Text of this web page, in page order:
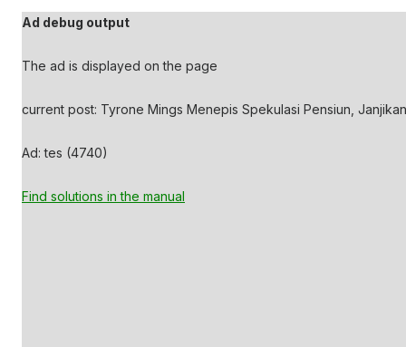
Ad debug output
The ad is displayed on the page
current post: Tyrone Mings Menepis Spekulasi Pensiun,
Ad: tes (4740)
Find solutions in the manual